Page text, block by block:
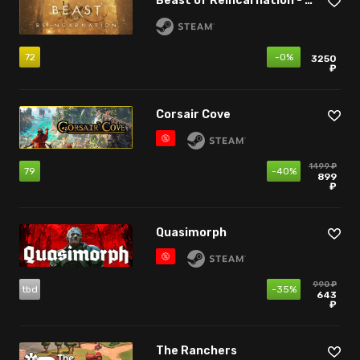
72 -0%
3250
₽
Corsair Cove
79 -40% 1499 ₽
899
₽
Quasimorph
tbd -35% 990 ₽
643
₽
The Ranchers